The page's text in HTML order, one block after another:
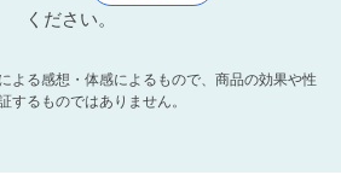
ください。
よる感想・体感によるもので、商品の効果や性
するものではありません。